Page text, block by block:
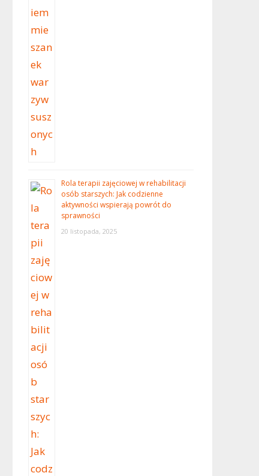
Rola terapii zajęciowej w rehabilitacji
osób starszych: Jak codzienne
aktywności wspierają powrót do
sprawności
20 listopada, 2025